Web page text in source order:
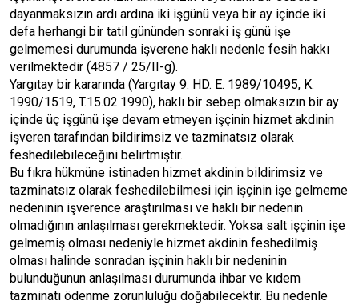
dayanmaksızın ardı ardına iki işgünü veya bir ay içinde iki
defa herhangi bir tatil gününden sonraki iş günü işe
gelmemesi durumunda işverene haklı nedenle fesih hakkı
verilmektedir (4857 / 25/II-g).
Yargıtay bir kararında (Yargıtay 9. HD. E. 1989/10495, K.
1990/1519, T.15.02.1990), haklı bir sebep olmaksızın bir ay
içinde üç işgünü işe devam etmeyen işçinin hizmet akdinin
işveren tarafından bildirimsiz ve tazminatsız olarak
feshedilebileceğini belirtmiştir.
Bu fıkra hükmüne istinaden hizmet akdinin bildirimsiz ve
tazminatsız olarak feshedilebilmesi için işçinin işe gelmeme
nedeninin işverence araştırılması ve haklı bir nedenin
olmadığının anlaşılması gerekmektedir. Yoksa salt işçinin işe
gelmemiş olması nedeniyle hizmet akdinin feshedilmiş
olması halinde sonradan işçinin haklı bir nedeninin
bulunduğunun anlaşılması durumunda ihbar ve kıdem
tazminatı ödenme zorunluluğu doğabilecektir. Bu nedenle